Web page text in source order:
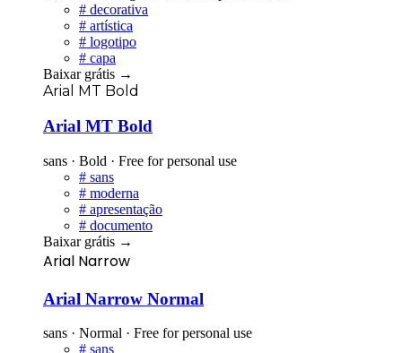
# decorativa
# artística
# logotipo
# capa
Baixar grátis →
Arial MT Bold
Arial MT Bold
sans · Bold · Free for personal use
# sans
# moderna
# apresentação
# documento
Baixar grátis →
Arial Narrow
Arial Narrow Normal
sans · Normal · Free for personal use
# sans